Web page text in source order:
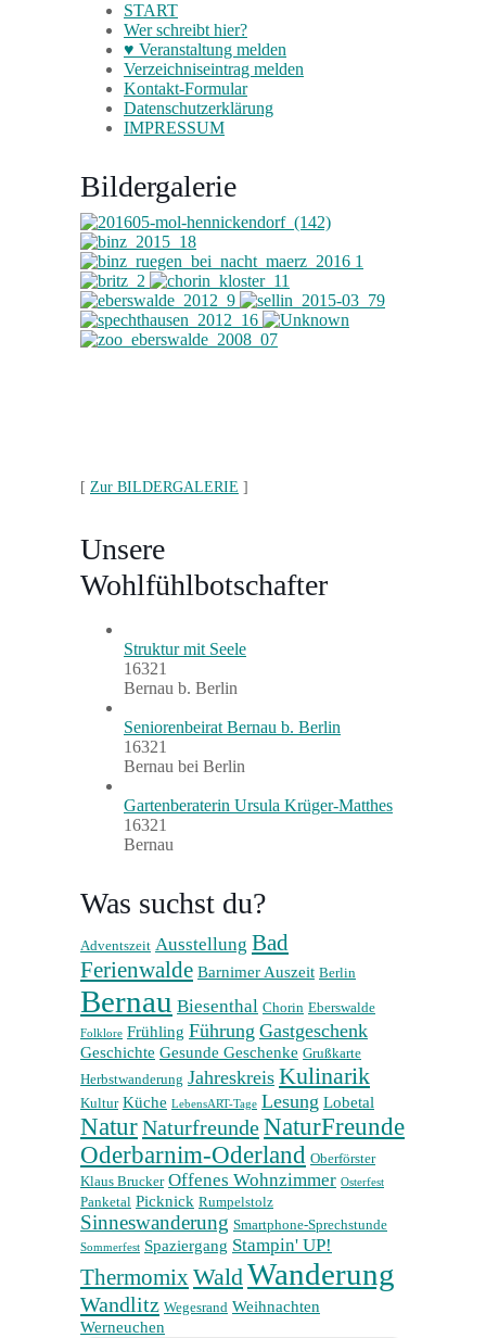
START
Wer schreibt hier?
♥ Veranstaltung melden
Verzeichniseintrag melden
Kontakt-Formular
Datenschutzerklärung
IMPRESSUM
Bildergalerie
[ Zur BILDERGALERIE ]
Unsere
Wohlfühlbotschafter
Struktur mit Seele
16321
Bernau b. Berlin
Seniorenbeirat Bernau b. Berlin
16321
Bernau bei Berlin
Gartenberaterin Ursula Krüger-Matthes
16321
Bernau
Was suchst du?
Adventszeit Ausstellung Bad
Ferienwalde Barnimer Auszeit Berlin
Bernau Biesenthal Chorin Eberswalde
Folklore Frühling Führung Gastgeschenk
Geschichte Gesunde Geschenke Grußkarte
Herbstwanderung Jahreskreis Kulinarik
Kultur Küche LebensART-Tage Lesung Lobetal
NaturNaturfreundeNaturFreunde
Oderbarnim-Oderland Oberförster
Klaus Brucker Offenes Wohnzimmer Osterfest
Panketal Picknick Rumpelstolz
Sinneswanderung Smartphone-Sprechstunde
Sommerfest Spaziergang Stampin' UP!
ThermomixWaldWanderung
Wandlitz Wegesrand Weihnachten
Werneuchen